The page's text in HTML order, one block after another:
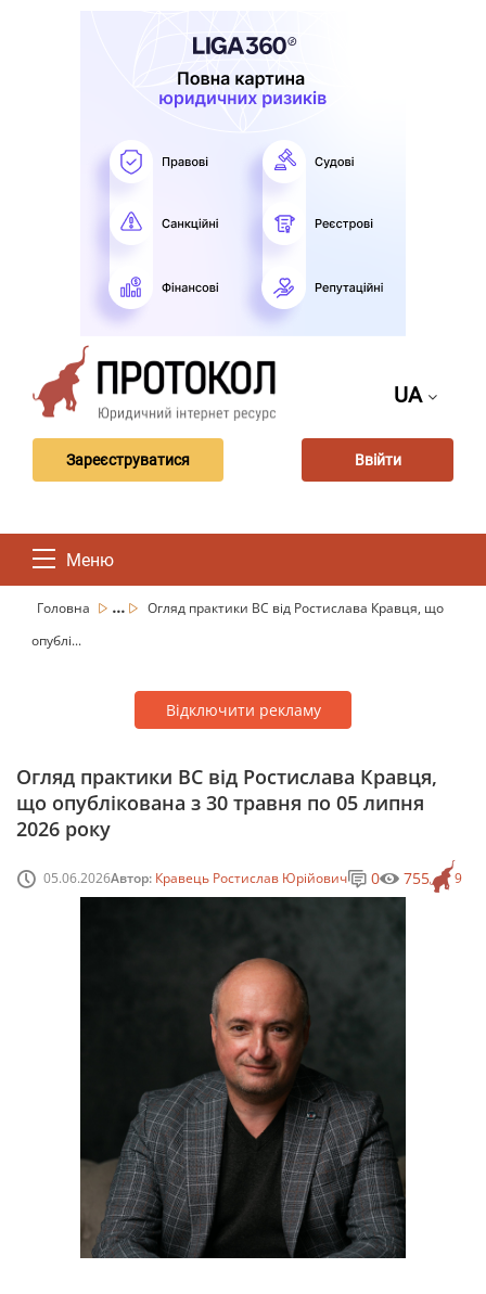
UA
Зареєструватися Ввійти
Меню
Головна ...
Огляд практики ВС від Ростислава Кравця, що
опублі...
Відключити рекламу
Огляд практики ВС від Ростислава Кравця,
що опублікована з 30 травня по 05 липня
2026 року
05.06.2026Автор: Кравець Ростислав Юрійович 9
0 755